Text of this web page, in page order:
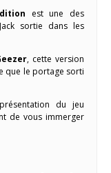
est une des
sortie dans les
, cette version
que le portage sorti
du jeu
de vous immerger